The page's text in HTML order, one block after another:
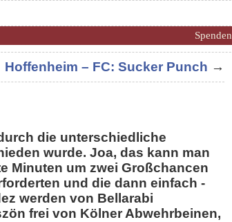
Spenden
Hoffenheim – FC: Sucker Punch →
die unterschiedliche
wurde. Joa, das kann man
Minuten um zwei Großchancen
und die dann einfach -
werden von Bellarabi
frei von Kölner Abwehrbeinen,